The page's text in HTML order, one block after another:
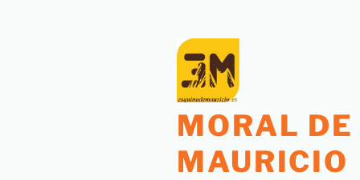
MORAL
MAURICIO